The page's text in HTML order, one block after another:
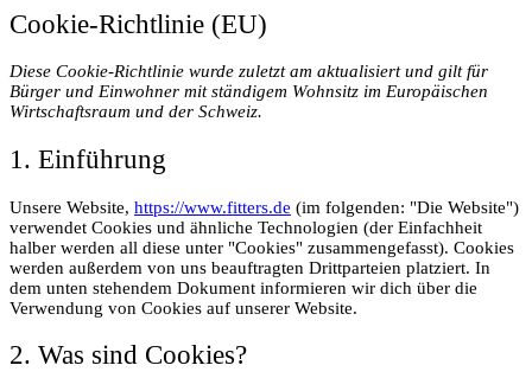
Cookie-Richtlinie (EU)
Diese Cookie-Richtlinie wurde zuletzt am aktualisiert und gilt für
Bürger und Einwohner mit ständigem Wohnsitz im Europäischen
Wirtschaftsraum und der Schweiz.
1. Einführung
Unsere Website, https://www.fitters.de (im folgenden: "Die Website")
verwendet Cookies und ähnliche Technologien (der Einfachheit
halber werden all diese unter "Cookies" zusammengefasst). Cookies
werden außerdem von uns beauftragten Drittparteien platziert. In
dem unten stehendem Dokument informieren wir dich über die
Verwendung von Cookies auf unserer Website.
2. Was sind Cookies?